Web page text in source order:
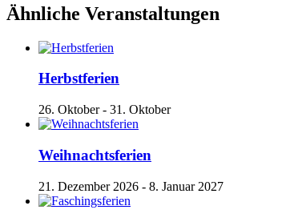
Ähnliche Veranstaltungen
Herbstferien
26. Oktober- 31. Oktober
Weihnachtsferien
21. Dezember 2026 - 8. Januar 2027